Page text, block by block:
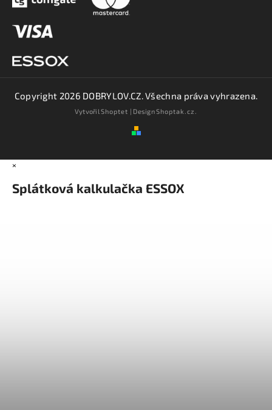
Copyright 2026 DOBRYLOV.CZ. Všechna práva vyhrazena.
VytvořilShoptet | DesignShoptak.cz.
×
Splátková kalkulačka ESSOX